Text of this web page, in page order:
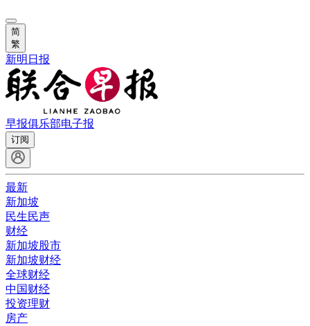
简
繁
新明日报
早报俱乐部电子报
订阅
最新
新加坡
民生民声
财经
新加坡股市
新加坡财经
全球财经
中国财经
投资理财
房产